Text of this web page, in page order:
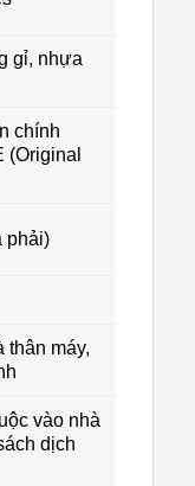
gỉ, nhựa
chính
(Original
phải)
thân máy,
vào nhà
dịch